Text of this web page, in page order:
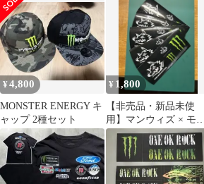
ツ
¥4,800
MONSTER ENERGY キ
ャップ 2種セット
¥ 1,800
【非売品・新品未使
用】マンウィズ × モン
スターエナジー コラボ
ステッカー 5枚